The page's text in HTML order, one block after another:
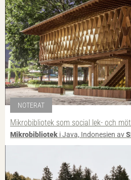
NOTERAT
Mikrobibliotek som social lek- och
Mikrobibliotek i Java, Indonesien av